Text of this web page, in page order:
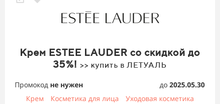
Крем ESTEE LAUDER со скидкой до
35%! >> купить в ЛЕТУАЛЬ
Промокод не нужен до 2025.05.30
Крем
Косметика для лица Уходовая косметика